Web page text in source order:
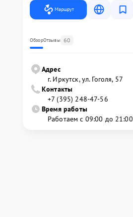
Маршрут
ОбзорОтзывы 60
Адрес
г. Иркутск, ул. ​Гоголя, 57
Контакты
+7 (395) 248-47-56
Время работы
Работаем с 09:00 до 21:00